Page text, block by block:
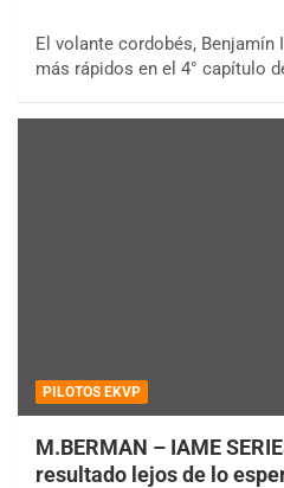
El volante cordobés, Benjamín
más rápidos en el 4° capítulo
PILOTOS EKVP
M.BERMAN – IAME
resultado lejos de lo